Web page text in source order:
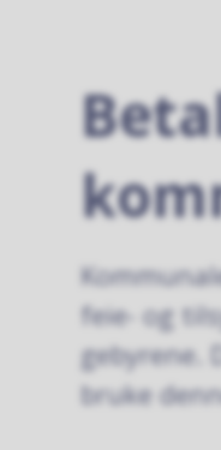
feie- og
gebyrene.
bruke